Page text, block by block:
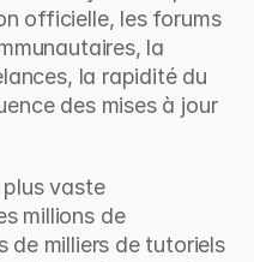
officielle, les forums
la
la rapidité du
des mises à jour
vaste
millions de
de milliers de tutoriels